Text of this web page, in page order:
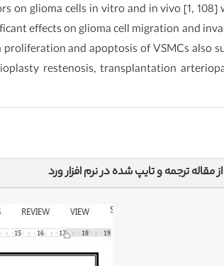
on glioma cells in vitro and in vivo [1, 108]
effects on glioma cell migration and
and apoptosis of VSMCs also
restenosis, transplantation
مقاله ترجمه و تایپ شده در نرم افزار ورد